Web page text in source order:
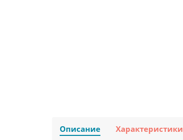
Описание Характеристики